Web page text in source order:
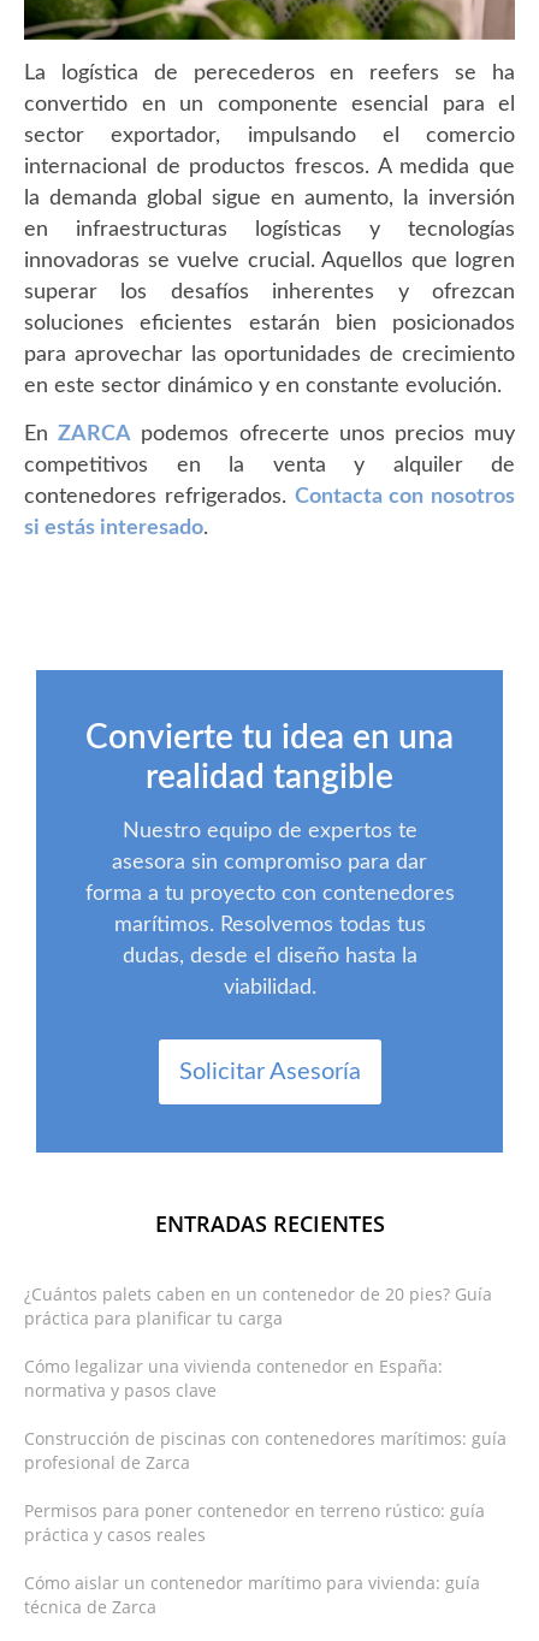
La logística de perecederos en reefers se ha
convertido en un componente esencial para el
sector exportador, impulsando el comercio
internacional de productos frescos. A medida que
la demanda global sigue en aumento, la inversión
en infraestructuras logísticas y tecnologías
innovadoras se vuelve crucial. Aquellos que logren
superar los desafíos inherentes y ofrezcan
soluciones eficientes estarán bien posicionados
para aprovechar las oportunidades de crecimiento
en este sector dinámico y en constante evolución.
​​EnZARCA podemos ofrecerte unos precios muy
competitivos en la venta y alquiler de
contenedores refrigerados. Contacta con nosotros
si estás interesado.
Convierte tu idea en una
realidad tangible
Nuestro equipo de expertos te
asesora sin compromiso para dar
forma a tu proyecto con contenedores
marítimos. Resolvemos todas tus
dudas, desde el diseño hasta la
viabilidad.
Solicitar Asesoría
ENTRADAS RECIENTES
¿Cuántos palets caben en un contenedor de 20 pies? Guía
práctica para planificar tu carga
Cómo legalizar una vivienda contenedor en España:
normativa y pasos clave
Construcción de piscinas con contenedores marítimos: guía
profesional de Zarca
Permisos para poner contenedor en terreno rústico: guía
práctica y casos reales
Cómo aislar un contenedor marítimo para vivienda: guía
técnica de Zarca